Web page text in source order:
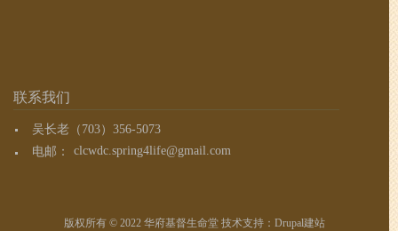
联系我们
吴长老（703）356-5073
电邮：
clcwdc.spring4life@gmail.com
版权所有 © 2022 华府基督生命堂 技术支持： Drupal建站